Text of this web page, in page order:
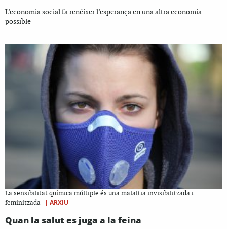
L’economia social fa renéixer l’esperança en una altra economia
possible
La sensibilitat química múltiple és una malaltia invisibilitzada i
feminitzada
| ARXIU
Quan la salut es juga a la feina